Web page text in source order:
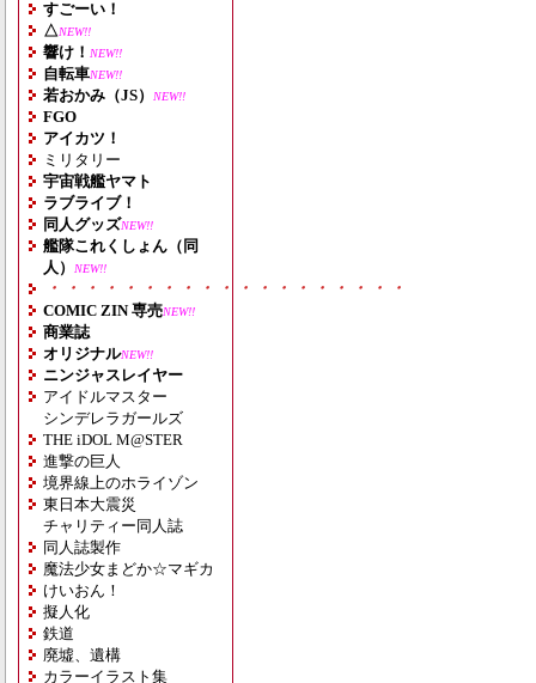
すごーい！
△NEW!!
響け！ NEW!!
自転車NEW!!
若おかみ（JS） NEW!!
FGO
アイカツ！
ミリタリー
宇宙戦艦ヤマト
ラブライブ！
同人グッズNEW!!
艦隊これくしょん（同
人）
NEW!!
・・・・・・・・・・・・・・・・・・・
COMIC ZIN 専売NEW!!
商業誌
オリジナルNEW!!
ニンジャスレイヤー
アイドルマスター
シンデレラガールズ
THE iDOL M@STER
進撃の巨人
境界線上のホライゾン
東日本大震災
チャリティー同人誌
同人誌製作
魔法少女まどか☆マギカ
けいおん！
擬人化
鉄道
廃墟、遺構
カラーイラスト集